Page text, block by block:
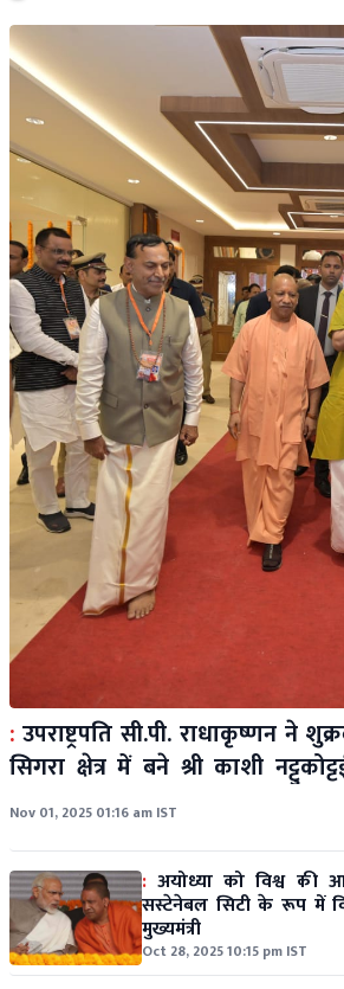
: उपराष्ट्रपति सी.पी. राधाकृष्णन ने
सिगरा क्षेत्र में बने श्री काशी
सोसाइटी के नए सतराम भवन का किया
Nov 01, 2025 01:16 am IST
: अयोध्या को विश्व की
सस्टेनेबल सिटी के रूप में
मुख्यमंत्री
Oct 28, 2025 10:15 pm IST